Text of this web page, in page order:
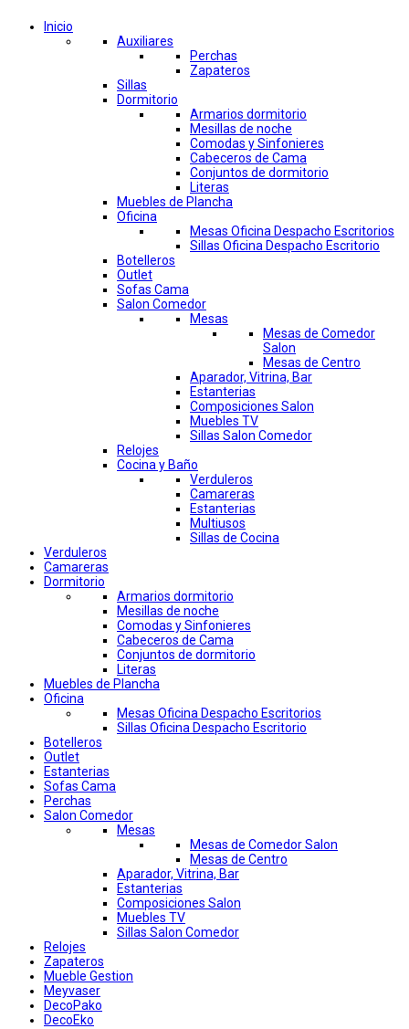
Inicio
Auxiliares
Perchas
Zapateros
Sillas
Dormitorio
Armarios dormitorio
Mesillas de noche
Comodas y Sinfonieres
Cabeceros de Cama
Conjuntos de dormitorio
Literas
Muebles de Plancha
Oficina
Mesas Oficina Despacho Escritorios
Sillas Oficina Despacho Escritorio
Botelleros
Outlet
Sofas Cama
Salon Comedor
Mesas
Mesas de Comedor
Salon
Mesas de Centro
Aparador, Vitrina, Bar
Estanterias
Composiciones Salon
Muebles TV
Sillas Salon Comedor
Relojes
Cocina y Baño
Verduleros
Camareras
Estanterias
Multiusos
Sillas de Cocina
Verduleros
Camareras
Dormitorio
Armarios dormitorio
Mesillas de noche
Comodas y Sinfonieres
Cabeceros de Cama
Conjuntos de dormitorio
Literas
Muebles de Plancha
Oficina
Mesas Oficina Despacho Escritorios
Sillas Oficina Despacho Escritorio
Botelleros
Outlet
Estanterias
Sofas Cama
Perchas
Salon Comedor
Mesas
Mesas de Comedor Salon
Mesas de Centro
Aparador, Vitrina, Bar
Estanterias
Composiciones Salon
Muebles TV
Sillas Salon Comedor
Relojes
Zapateros
Mueble Gestion
Meyvaser
DecoPako
DecoEko